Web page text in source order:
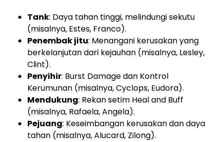
Tank: Daya tahan tinggi, melindungi sekutu
(misalnya, Estes, Franco).
Penembak jitu: Menangani kerusakan yang
berkelanjutan dari kejauhan (misalnya, Lesley,
Clint).
Penyihir: Burst Damage dan Kontrol
Kerumunan (misalnya, Cyclops, Eudora).
Mendukung: Rekan setim Heal and Buff
(misalnya, Rafaela, Angela).
Pejuang: Keseimbangan kerusakan dan daya
tahan (misalnya, Alucard, Zilong).